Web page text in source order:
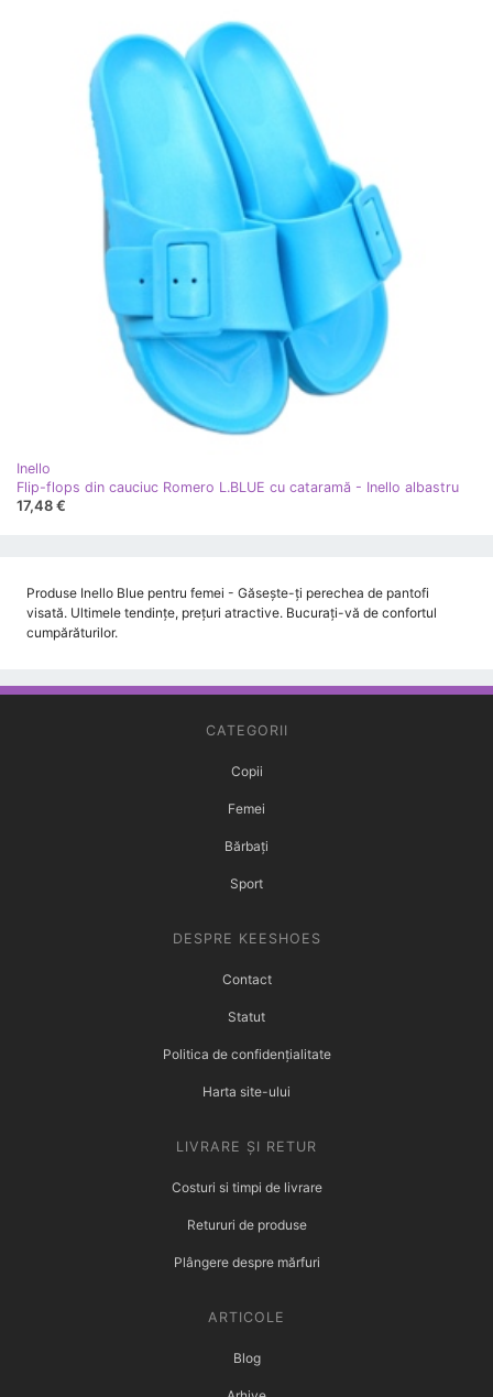
Inello
Flip-flops din cauciuc Romero L.BLUE cu cataramă - Inello albastru
17,48 €
Produse Inello Blue pentru femei - Găsește-ți perechea de pantofi
visată. Ultimele tendințe, prețuri atractive. Bucurați-vă de confortul
cumpărăturilor.
CATEGORII
Copii
Femei
Bărbați
Sport
DESPRE KEESHOES
Contact
Statut
Politica de confidențialitate
Harta site-ului
LIVRARE ȘI RETUR
Costuri si timpi de livrare
Retururi de produse
Plângere despre mărfuri
ARTICOLE
Blog